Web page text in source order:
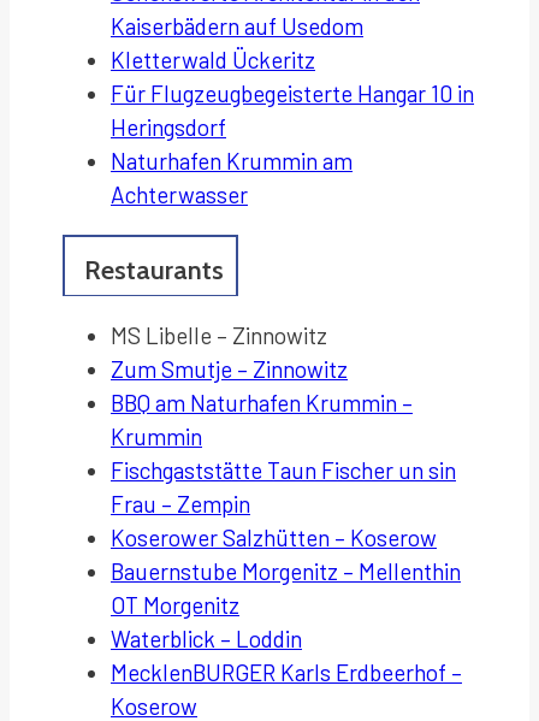
Kaiserbädern auf Usedom
Kletterwald Ückeritz
Für Flugzeugbegeisterte Hangar 10 in
Heringsdorf
Naturhafen Krummin am
Achterwasser
Restaurants
MS Libelle – Zinnowitz
Zum Smutje – Zinnowitz
BBQ am Naturhafen Krummin –
Krummin
Fischgaststätte Taun Fischer un sin
Frau – Zempin
Koserower Salzhütten – Koserow
Bauernstube Morgenitz – Mellenthin
OT Morgenitz
Waterblick – Loddin
MecklenBURGER Karls Erdbeerhof –
Koserow